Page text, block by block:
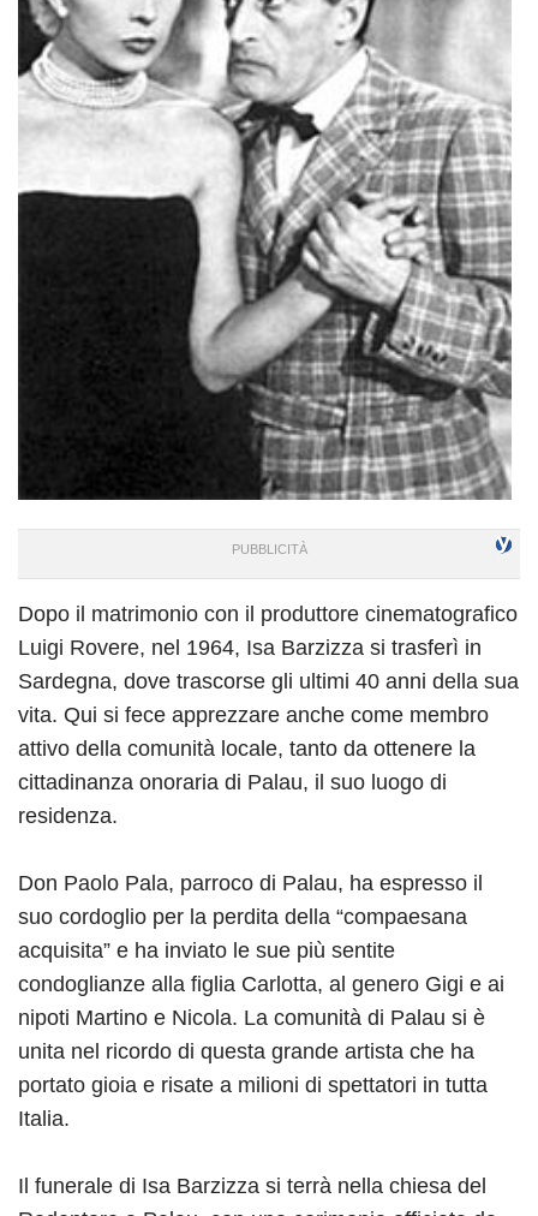
Dopo il matrimonio con il produttore cinematografico
Luigi Rovere, nel 1964, Isa Barzizza si trasferì in
Sardegna, dove trascorse gli ultimi 40 anni della sua
vita. Qui si fece apprezzare anche come membro
attivo della comunità locale, tanto da ottenere la
cittadinanza onoraria di Palau, il suo luogo di
residenza.
Don Paolo Pala, parroco di Palau, ha espresso il
suo cordoglio per la perdita della “compaesana
acquisita” e ha inviato le sue più sentite
condoglianze alla figlia Carlotta, al genero Gigi e ai
nipoti Martino e Nicola. La comunità di Palau si è
unita nel ricordo di questa grande artista che ha
portato gioia e risate a milioni di spettatori in tutta
Italia.
Il funerale di Isa Barzizza si terrà nella chiesa del